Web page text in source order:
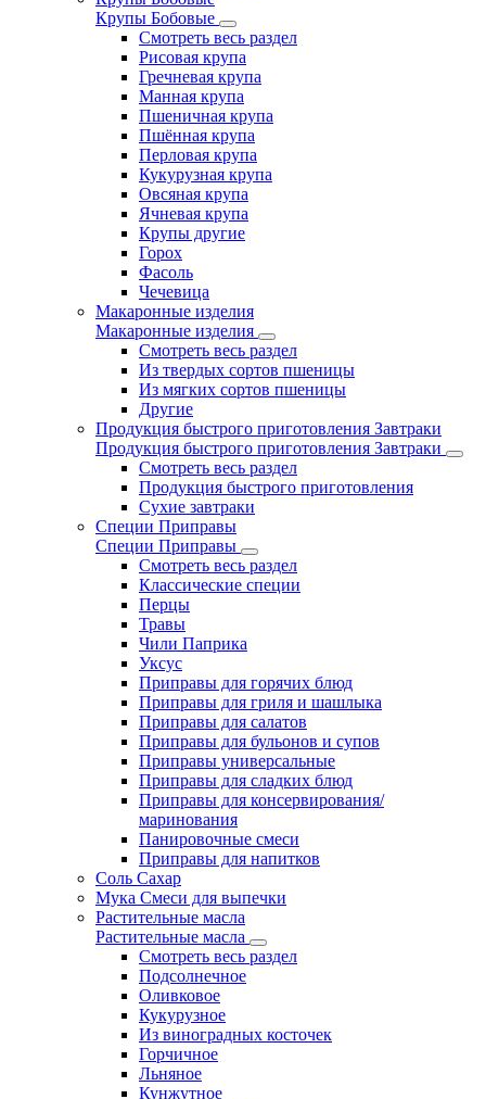
Крупы Бобовые
Смотреть весь раздел
Рисовая крупа
Гречневая крупа
Манная крупа
Пшеничная крупа
Пшённая крупа
Перловая крупа
Кукурузная крупа
Овсяная крупа
Ячневая крупа
Крупы другие
Горох
Фасоль
Чечевица
Макаронные изделия
Макаронные изделия
Смотреть весь раздел
Из твердых сортов пшеницы
Из мягких сортов пшеницы
Другие
Продукция быстрого приготовления Завтраки
Продукция быстрого приготовления Завтраки
Смотреть весь раздел
Продукция быстрого приготовления
Сухие завтраки
Специи Приправы
Специи Приправы
Смотреть весь раздел
Классические специи
Перцы
Травы
Чили Паприка
Уксус
Приправы для горячих блюд
Приправы для гриля и шашлыка
Приправы для салатов
Приправы для бульонов и супов
Приправы универсальные
Приправы для сладких блюд
Приправы для консервирования/
маринования
Панировочные смеси
Приправы для напитков
Соль Сахар
Мука Смеси для выпечки
Растительные масла
Растительные масла
Смотреть весь раздел
Подсолнечное
Оливковое
Кукурузное
Из виноградных косточек
Горчичное
Льняное
Кунжутное